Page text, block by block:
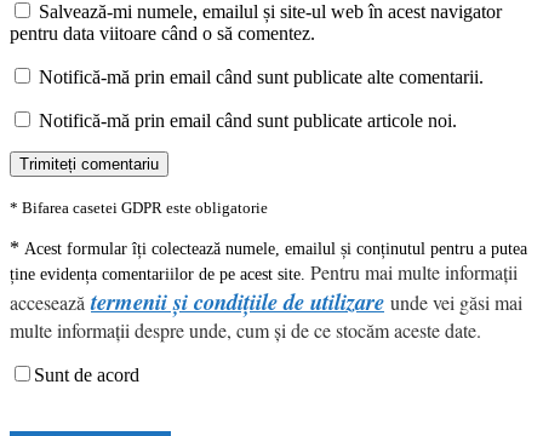
Salvează-mi numele, emailul și site-ul web în acest navigator
pentru data viitoare când o să comentez.
Notifică-mă prin email când sunt publicate alte comentarii.
Notifică-mă prin email când sunt publicate articole noi.
* Bifarea casetei GDPR este obligatorie
* Acest formular îți colectează numele, emailul și conținutul pentru a putea
ține evidența comentariilor de pe acest site. Pentru mai multe informații
acceseazătermenii și condițiile de utilizare unde vei găsi mai
multe informații despre unde, cum și de ce stocăm aceste date.
Sunt de acord